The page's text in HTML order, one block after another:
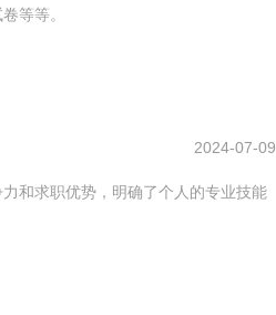
等等。
2024-07-09
和求职优势，明确了个人的专业技能